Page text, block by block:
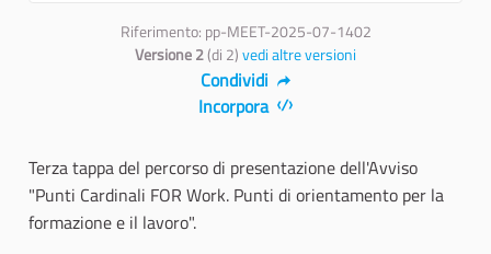
Riferimento: pp-MEET-2025-07-1402
Versione 2(di 2)vedi altre versioni
Condividi
Incorpora
Terza tappa del percorso di presentazione dell'Avviso
"Punti Cardinali FOR Work. Punti di orientamento per la
formazione e il lavoro".